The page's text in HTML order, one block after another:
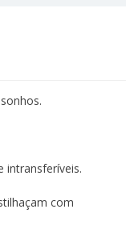
intransferíveis.
com